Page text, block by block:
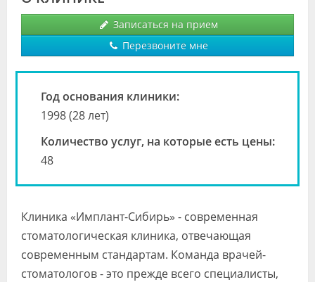
Видео
Клиники
Специалисты
Блоги
Лаборатории
Записаться на прием
Перезвоните мне
Год основания клиники:
1998 (28 лет)
Количество услуг, на которые есть цены:
48
Клиника «Имплант-Сибирь» - современная
стоматологическая клиника, отвечающая
современным стандартам. Команда врачей-
стоматологов - это прежде всего специалисты,